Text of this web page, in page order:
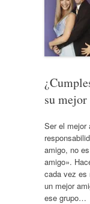
su
Ser el mejor
amigo, no
amigo».
cada vez es
un mejor
ese grupo…